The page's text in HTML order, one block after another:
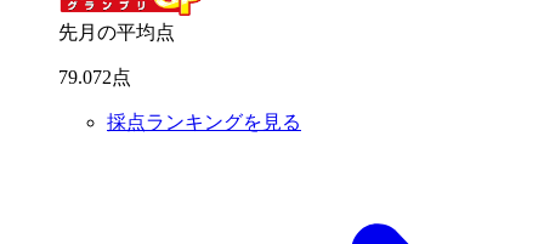
先月の平均点
79.072点
採点ランキングを見る